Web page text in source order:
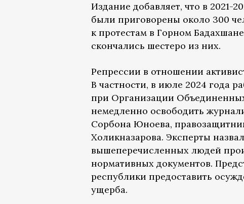
Издание добавляет, что в 2021-
были приговорены около 300
к протестам в Горном
скончались шестеро из них.
Репрессии в отношении
В частности, в июле 2024 года
при Организации
немедленно освободить
Сорбона Юноева,
Холикназарова. Эксперты
вышеперечисленных людей
нормативных документов.
республики предоставить
ущерба.